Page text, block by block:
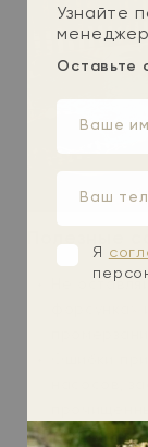
Не
форсунках
Ошибки
тщательно.
Узнайте
Оставьте
имя
телефон
Я